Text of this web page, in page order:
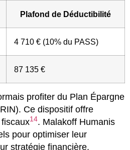
Plafond de Déductibilité
4 710 € (10% du PASS)
87 135 €
profiter du Plan Épargne
Ce dispositif offre
14. Malakoff Humanis
pour optimiser leur
stratégie financière.